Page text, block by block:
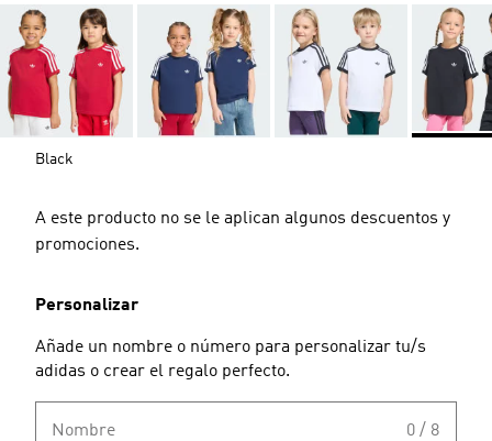
Black
A este producto no se le aplican algunos descuentos y
promociones.
Personalizar
Añade un nombre o número para personalizar tu/s
adidas o crear el regalo perfecto.
Nombre 0 / 8